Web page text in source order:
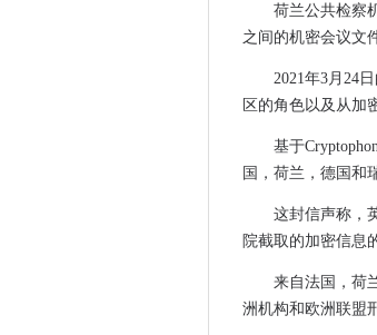
量子是几
英国建设
诺基亚粉
机器人律
FTTH委
欧盟援助
iskratel与
以太网如
荷兰公共检察
之间的机密会议文
2021年3月24
区的角色以及从加
基于
国，荷兰，德国和
这封信声称，
院截取的加密信息
来自法国，荷
洲机构和欧洲联盟